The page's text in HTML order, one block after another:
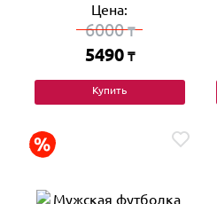
Цена:
6000₸
5490 ₸
Купить